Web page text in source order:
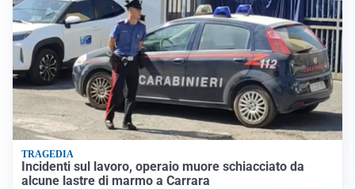
TRAGEDIA
Incidenti sul lavoro, operaio muore schiacciato da
alcune lastre di marmo a Carrara